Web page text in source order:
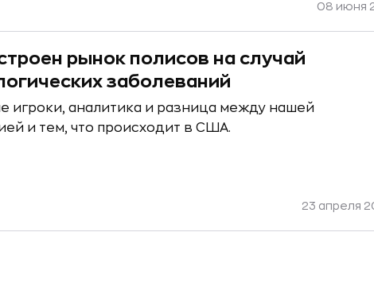
08 июня
рынок полисов на случай
заболеваний
игроки, аналитика и разница между нашей
и тем, что происходит в США.
23 апреля